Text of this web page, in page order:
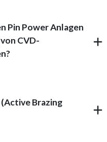
Pin Power Anlagen
CVD-
Brazing